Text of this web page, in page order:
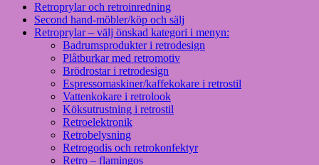
Retroprylar och retroinredning
Second hand-möbler/köp och sälj
Retroprylar – välj önskad kategori i menyn:
Badrumsprodukter i retrodesign
Plåtburkar med retromotiv
Brödrostar i retrodesign
Espressomaskiner/kaffekokare i retrostil
Vattenkokare i retrolook
Köksutrustning i retrostil
Retroelektronik
Retrobelysning
Retrogodis och retrokonfektyr
Retro – flamingos